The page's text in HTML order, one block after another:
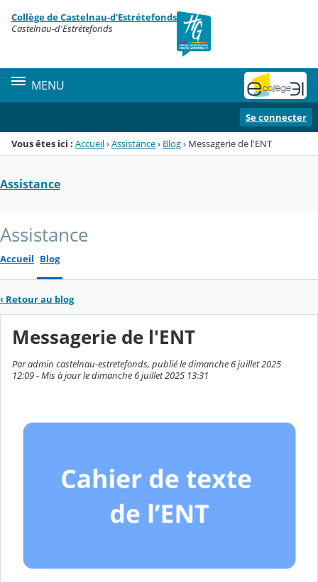
Menu de la rubrique
Contenu
Collège de Castelnau-d'Estrétefonds
Castelnau-d'Estrétefonds
MENU
Se connecter
Vous êtes ici : Accueil›Assistance› Blog› Messagerie de l'ENT
Assistance
Assistance
Accueil Blog
‹ Retour au blog
Messagerie de l'ENT
Par admin castelnau-estretefonds, publié le dimanche 6 juillet 2025
12:09 - Mis à jour le dimanche 6 juillet 2025 13:31